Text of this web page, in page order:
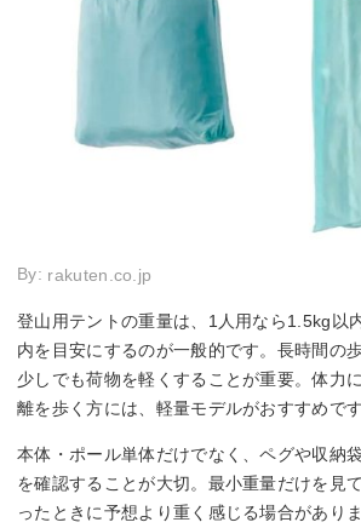
By: rakuten.co.jp
登山用テントの重量は、1人用なら1.5kg以
内を目安にするのが一般的です。長時間の
少しでも荷物を軽くすることが重要。体力
離を歩く方には、軽量モデルがおすすめです
本体・ポール単体だけでなく、ペグや収納
を確認することが大切。最小重量だけを見
ったときに予想より重く感じる場合があり